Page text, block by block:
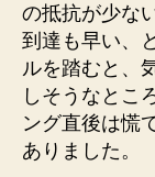
の抵抗が少な
到達も早い、
ルを踏むと、
しそうなとこ
ング直後は慌
ありました。